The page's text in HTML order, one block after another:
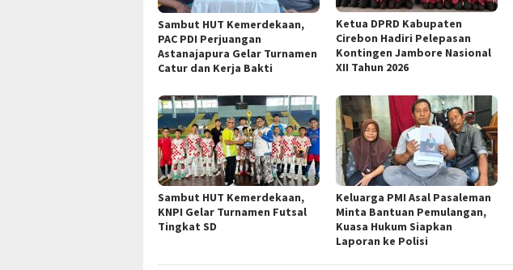
Sambut HUT Kemerdekaan,
PAC PDI Perjuangan
Astanajapura Gelar Turnamen
Catur dan Kerja Bakti
Ketua DPRD Kabupaten
Cirebon Hadiri Pelepasan
Kontingen Jambore Nasional
XII Tahun 2026
Sambut HUT Kemerdekaan,
KNPI Gelar Turnamen Futsal
Tingkat SD
Keluarga PMI Asal Pasaleman
Minta Bantuan Pemulangan,
Kuasa Hukum Siapkan
Laporan ke Polisi